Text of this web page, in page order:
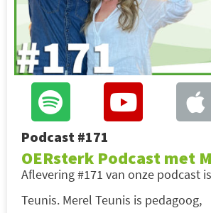
Podcast #171
OERsterk Podcast met
Aflevering #171 van onze podcast
Teunis. Merel Teunis is pedagoog,